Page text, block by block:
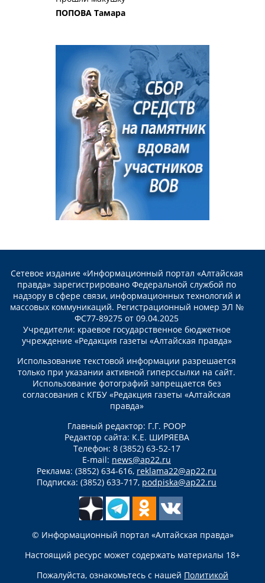
ПОПОВА Тамара
Сетевое издание «Информационный портал «Алтайская
правда» зарегистрировано Федеральной службой по
надзору в сфере связи, информационных технологий и
массовых коммуникаций. Регистрационный номер ЭЛ №
ФС77-89275 от 09.04.2025
Учредители: краевое государственное бюджетное
учреждение «Редакция газеты «Алтайская правда»
Использование текстовой информации разрешается
только при указании активной гиперссылки на сайт.
Использование фотографий запрещается без
согласования с КГБУ «Редакция газеты «Алтайская
правда»
Главный редактор: Г.Г. РООР
Редактор сайта: К.Е. ШИРЯЕВА
Телефон: 8 (3852) 63-52-17
E-mail: news@ap22.ru
Реклама: (3852) 634-616, reklama22@ap22.ru
Подписка: (3852) 633-717, podpiska@ap22.ru
© Информационный портал «Алтайская правда»
Настоящий ресурс может содержать материалы 18+
Пожалуйста, ознакомьтесь с нашей Политикой